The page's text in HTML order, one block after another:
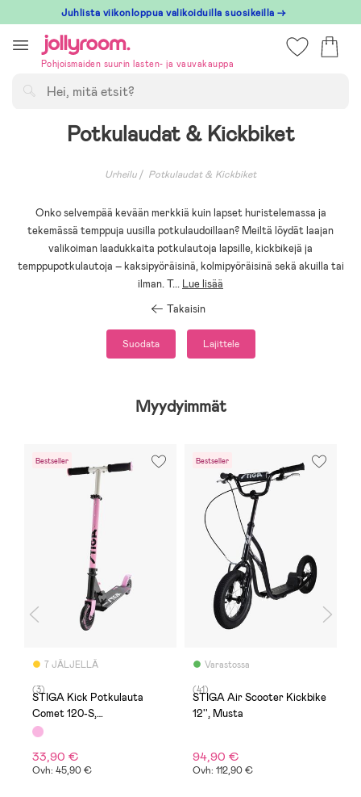
till
innehållet
Juhlista viikonloppua valikoiduilla suosikeilla →
Pohjoismaiden suurin lasten- ja vauvakauppa
Potkulaudat & Kickbiket
Urheilu Potkulaudat & Kickbiket
Onko selvempää kevään merkkiä kuin lapset huristelemassa ja
tekemässä temppuja uusilla potkulaudoillaan? Meiltä löydät laajan
valikoiman laadukkaita potkulautoja lapsille, kickbikejä ja
temppupotkulautoja – kaksipyöräisinä, kolmipyöräisinä sekä akuilla tai
ilman. T... Lue lisää
Takaisin
Suodata Lajittele
Myydyimmät
Bestseller
7 JÄLJELLÄ
(3)
STIGA Kick Potkulauta
Comet 120-S,
Musta/Vaaleanpunainen
33,90 €
Ovh: 45,90 €
Bestseller
Varastossa
(41)
STIGA Air Scooter Kickbike
12'', Musta
94,90 €
Ovh: 112,90 €